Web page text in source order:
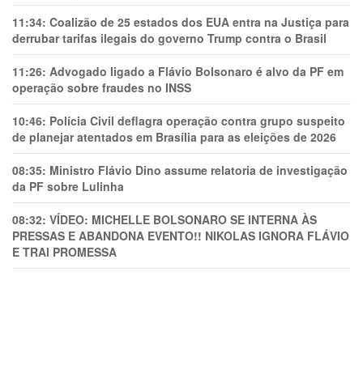
11:34: Coalizão de 25 estados dos EUA entra na Justiça para
derrubar tarifas ilegais do governo Trump contra o Brasil
11:26: Advogado ligado a Flávio Bolsonaro é alvo da PF em
operação sobre fraudes no INSS
10:46: Polícia Civil deflagra operação contra grupo suspeito
de planejar atentados em Brasília para as eleições de 2026
08:35: Ministro Flávio Dino assume relatoria de investigação
da PF sobre Lulinha
08:32: VÍDEO: MICHELLE BOLSONARO SE INTERNA ÀS
PRESSAS E ABANDONA EVENTO!! NIKOLAS IGNORA FLÁVIO
E TRAl PROMESSA